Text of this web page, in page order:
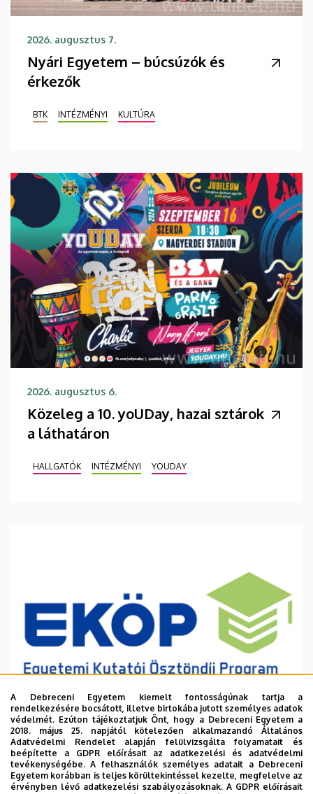
2026. augusztus 7.
Nyári Egyetem – búcsúzók és
érkezők
BTK INTÉZMÉNYI KULTÚRA
2026. augusztus 6.
Közeleg a 10. yoUDay, hazai sztárok
a láthatáron
HALLGATÓK INTÉZMÉNYI YOUDAY
2026. augusztus 6.
Ösztöndíj a tudományos munka
támogatására
A Debreceni Egyetem kiemelt fontosságúnak tartja a
rendelkezésére bocsátott, illetve birtokába jutott személyes adatok
védelmét. Ezúton tájékoztatjuk Önt, hogy a Debreceni Egyetem a
2018. május 25. napjától kötelezően alkalmazandó Általános
Adatvédelmi Rendelet alapján felülvizsgálta folyamatait és
beépítette a GDPR előírásait az adatkezelési és adatvédelmi
tevékenységébe. A felhasználók személyes adatait a Debreceni
Egyetem korábban is teljes körültekintéssel kezelte, megfelelve az
érvényben lévő adatkezelési szabályozásoknak. A GDPR előírásait